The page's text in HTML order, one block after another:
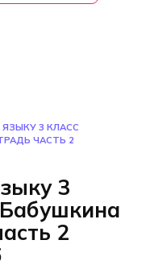
3 КЛАСС
ЧАСТЬ 2
3
2